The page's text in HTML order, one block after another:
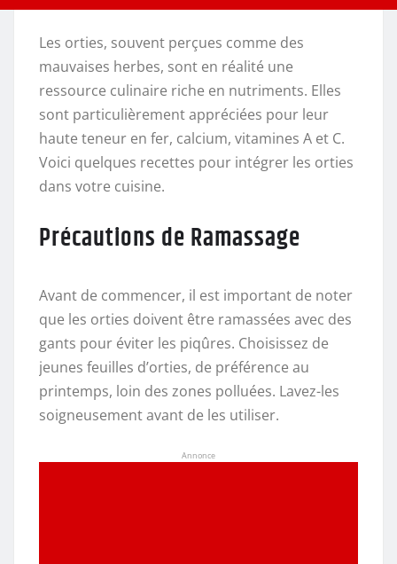
Les orties, souvent perçues comme des
mauvaises herbes, sont en réalité une
ressource culinaire riche en nutriments. Elles
sont particulièrement appréciées pour leur
haute teneur en fer, calcium, vitamines A et C.
Voici quelques recettes pour intégrer les orties
dans votre cuisine.
Précautions de Ramassage
Avant de commencer, il est important de noter
que les orties doivent être ramassées avec des
gants pour éviter les piqûres. Choisissez de
jeunes feuilles d’orties, de préférence au
printemps, loin des zones polluées. Lavez-les
soigneusement avant de les utiliser.
Annonce